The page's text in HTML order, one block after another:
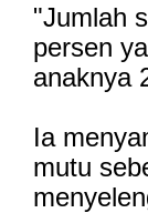
"Jumlah
persen
anaknya
Ia
mutu